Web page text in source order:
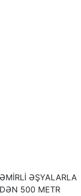
ƏŞYALARLA
500 METR